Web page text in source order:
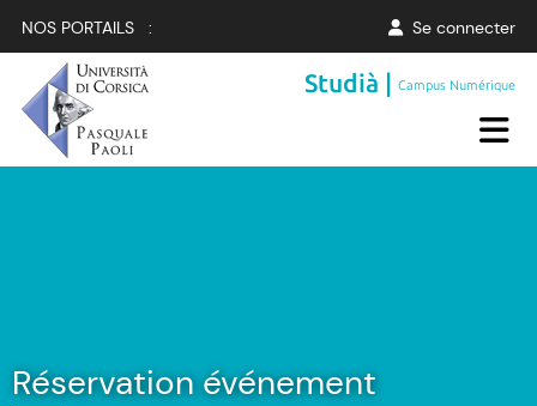
NOS PORTAILS : Se connecter
Studià |Campus Numérique
Réservation événement